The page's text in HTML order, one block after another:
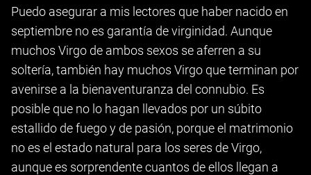
Puedo asegurar a mis lectores que haber nacido en
septiembre no es garantía de virginidad. Aunque
muchos Virgo de ambos sexos se aferren a su
soltería, también hay muchos Virgo que terminan por
avenirse a la bienaventuranza del connubio. Es
posible que no lo hagan llevados por un súbito
estallido de fuego y de pasión, porque el matrimonio
no es el estado natural para los seres de Virgo,
aunque es sorprendente cuantos de ellos llegan a